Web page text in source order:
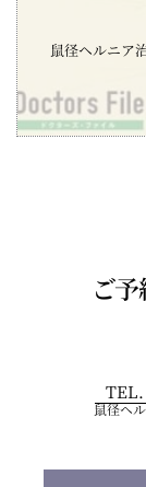
鼠径ヘルニア
ご
TEL.
鼠径ヘ